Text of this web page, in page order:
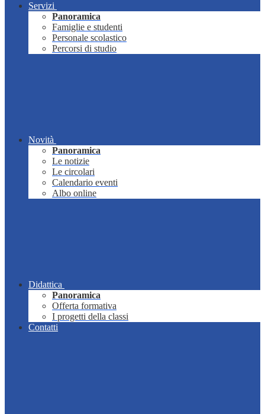
Servizi
Panoramica
Famiglie e studenti
Personale scolastico
Percorsi di studio
Novità
Panoramica
Le notizie
Le circolari
Calendario eventi
Albo online
Didattica
Panoramica
Offerta formativa
I progetti della classi
Contatti